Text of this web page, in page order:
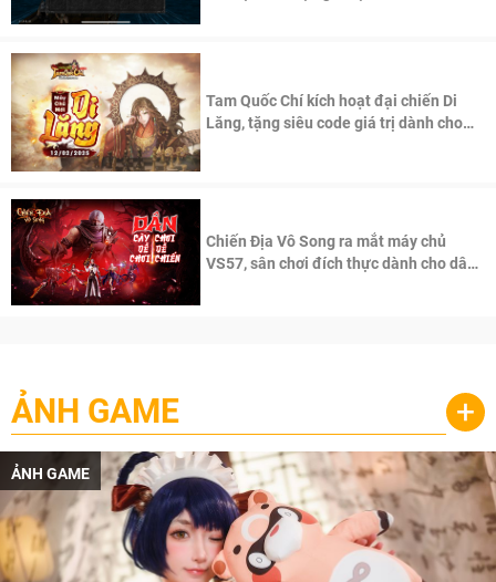
Tam Quốc Chí kích hoạt đại chiến Di
Lăng, tặng siêu code giá trị dành cho
Chiến Địa Vô Song ra mắt máy chủ
VS57, sân chơi đích thực dành cho dân
ẢNH GAME +
ẢNH GAME